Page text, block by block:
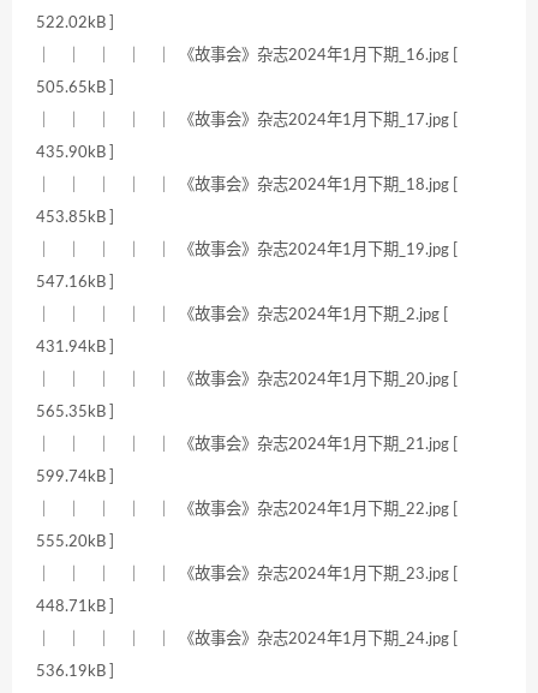
522.02kB ]
｜ ｜ ｜ ｜ ｜ 《故事会》杂志2024年1月下期_16.jpg [
505.65kB ]
｜ ｜ ｜ ｜ ｜ 《故事会》杂志2024年1月下期_17.jpg [
435.90kB ]
｜ ｜ ｜ ｜ ｜ 《故事会》杂志2024年1月下期_18.jpg [
453.85kB ]
｜ ｜ ｜ ｜ ｜ 《故事会》杂志2024年1月下期_19.jpg [
547.16kB ]
｜ ｜ ｜ ｜ ｜ 《故事会》杂志2024年1月下期_2.jpg [
431.94kB ]
｜ ｜ ｜ ｜ ｜ 《故事会》杂志2024年1月下期_20.jpg [
565.35kB ]
｜ ｜ ｜ ｜ ｜ 《故事会》杂志2024年1月下期_21.jpg [
599.74kB ]
｜ ｜ ｜ ｜ ｜ 《故事会》杂志2024年1月下期_22.jpg [
555.20kB ]
｜ ｜ ｜ ｜ ｜ 《故事会》杂志2024年1月下期_23.jpg [
448.71kB ]
｜ ｜ ｜ ｜ ｜ 《故事会》杂志2024年1月下期_24.jpg [
536.19kB ]